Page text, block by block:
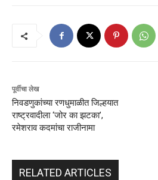
पूर्वीचा लेख
निवडणुकांच्या रणधुमाळीत जिल्हयात
राष्ट्रवादीला ‘जोर का झटका’,
रमेशराव कदमांचा राजीनामा
RELATED ARTICLES